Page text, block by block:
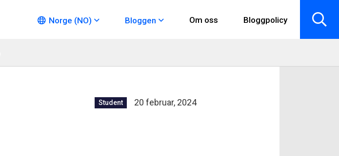
Norge (NO) Bloggen Om oss Bloggpolicy
Student 20 februar, 2024